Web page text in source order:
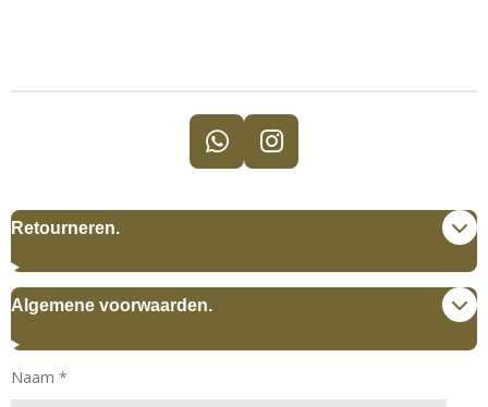
W
h
a
A
I
n
s
g
Retourneren.
Algemene voorwaarden.
Naam *